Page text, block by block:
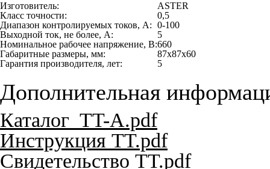
Изготовитель:
ASTER
Класс точности:
0,5
Диапазон контролируемых токов, А: 0-100
Выходной ток, не более, А:
5
Номинальное рабочее напряжение, В:660
Габаритные размеры, мм:
87x87x60
Гарантия производителя, лет:
5
Дополнительная
Каталог_TT-A.pdf
Инструкция TT.pdf
Свидетельство TT.pdf